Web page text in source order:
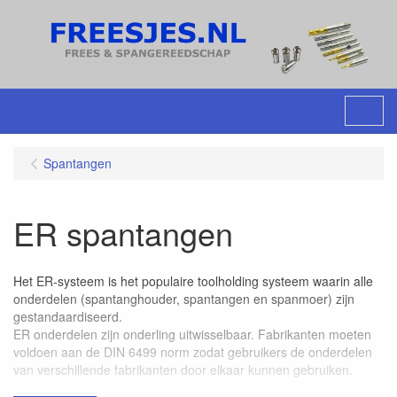
Spantangen
ER spantangen
Het ER-systeem is het populaire toolholding systeem waarin alle
onderdelen (spantanghouder, spantangen en spanmoer) zijn
gestandaardiseerd.
ER onderdelen zijn onderling uitwisselbaar. Fabrikanten moeten
voldoen aan de DIN 6499 norm zodat gebruikers de onderdelen
van verschillende fabrikanten door elkaar kunnen gebruiken.